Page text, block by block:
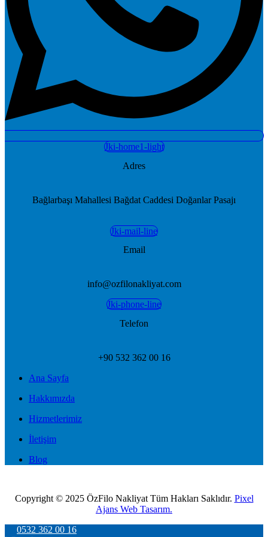
Jki-home1-light
Adres
Bağlarbaşı Mahallesi Bağdat Caddesi Doğanlar Pasajı
Jki-mail-line
Email
info@ozfilonakliyat.com
Jki-phone-line
Telefon
+90 532 362 00 16
Ana Sayfa
Hakkımızda
Hizmetlerimiz
İletişim
Blog
Copyright © 2025 ÖzFilo Nakliyat Tüm Hakları Saklıdır. Pixel
Ajans Web Tasarım.
0532 362 00 16